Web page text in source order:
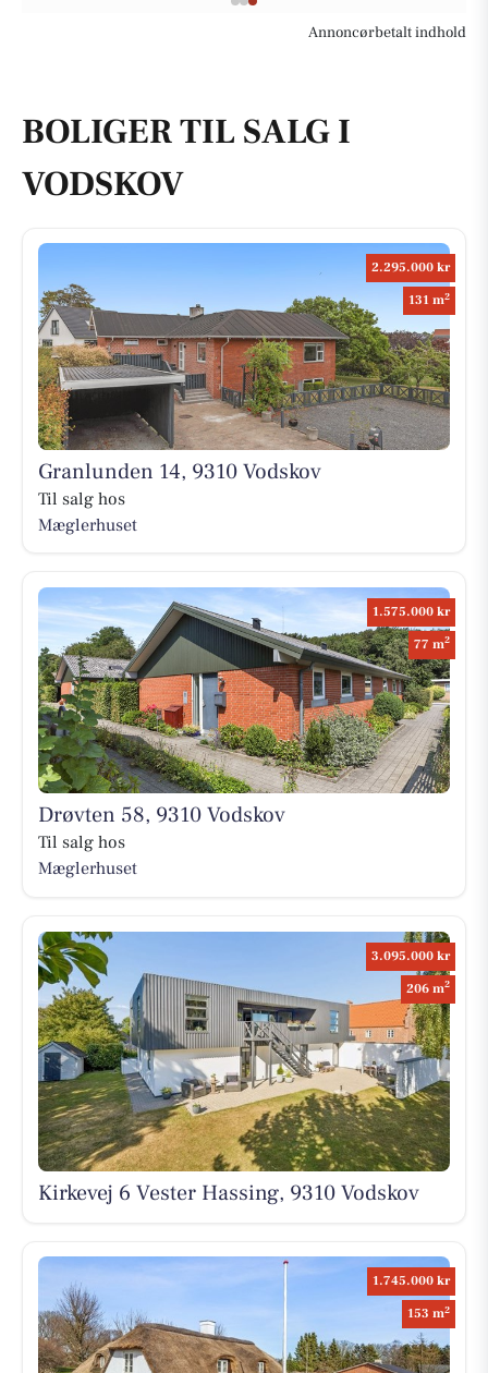
Annoncørbetalt indhold
BOLIGER TIL SALG I
VODSKOV
2.295.000 kr
131 m2
Granlunden 14, 9310 Vodskov
Til salg hos
Mæglerhuset
1.575.000 kr
77 m2
Drøvten 58, 9310 Vodskov
Til salg hos
Mæglerhuset
3.095.000 kr
206 m2
Kirkevej 6 Vester Hassing, 9310 Vodskov
1.745.000 kr
153 m2